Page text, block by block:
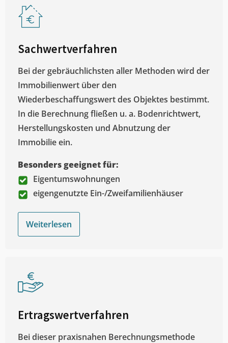
Sachwertverfahren
Bei der gebräuchlichsten aller Methoden wird der
Immobilienwert über den
Wiederbeschaffungswert des Objektes bestimmt.
In die Berechnung fließen u. a. Bodenrichtwert,
Herstellungskosten und Abnutzung der
Immobilie ein.
Besonders geeignet für:
Eigentumswohnungen
eigengenutzte Ein-/Zweifamilienhäuser
Weiterlesen
Ertragswertverfahren
Bei dieser praxisnahen Berechnungsmethode